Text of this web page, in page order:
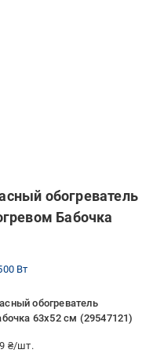
обогреватель
Бабочка
Вт
обогреватель
63х52 см (29547121)
₴/шт.